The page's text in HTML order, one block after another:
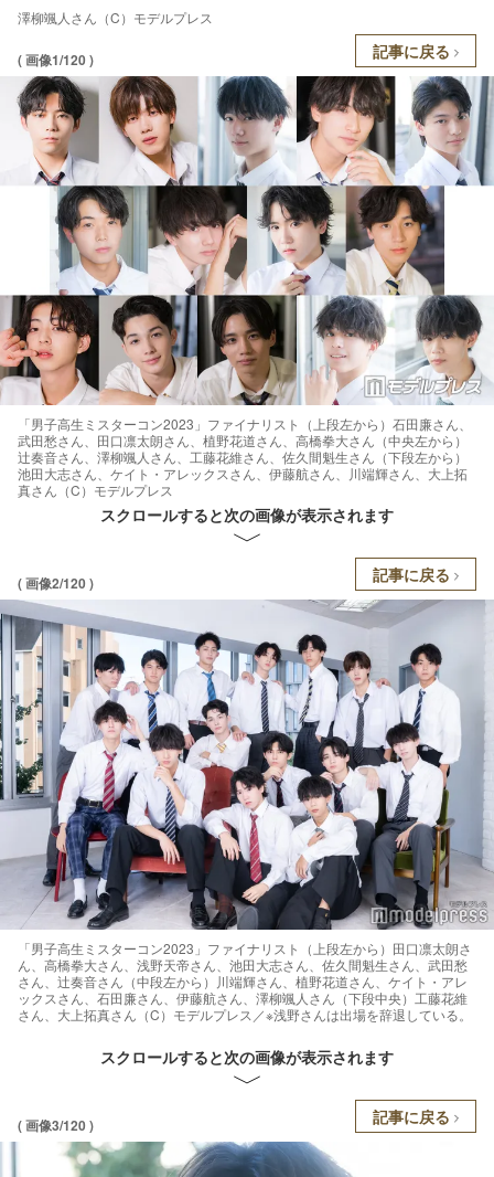
澤柳颯人さん（C）モデルプレス
( 画像1/120 ) 記事に戻る
「男子高生ミスターコン2023」ファイナリスト（上段左から）石田廉さん、
武田愁さん、田口凛太朗さん、植野花道さん、高橋拳大さん（中央左から）
辻奏音さん、澤柳颯人さん、工藤花維さん、佐久間魁生さん（下段左から）
池田大志さん、ケイト・アレックスさん、伊藤航さん、川端輝さん、大上拓
真さん（C）モデルプレス
スクロールすると次の画像が表示されます
( 画像2/120 ) 記事に戻る
「男子高生ミスターコン2023」ファイナリスト（上段左から）田口凛太朗さ
ん、高橋拳大さん、浅野天帝さん、池田大志さん、佐久間魁生さん、武田愁
さん、辻奏音さん（中段左から）川端輝さん、植野花道さん、ケイト・アレ
ックスさん、石田廉さん、伊藤航さん、澤柳颯人さん（下段中央）工藤花維
さん、大上拓真さん（C）モデルプレス／※浅野さんは出場を辞退している。
スクロールすると次の画像が表示されます
( 画像3/120 ) 記事に戻る